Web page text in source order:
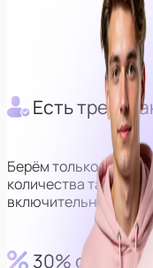
Есть
Берём только
количества
включительно.
30% от